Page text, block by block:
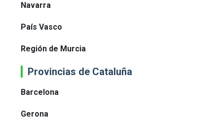
Navarra
País Vasco
Región de Murcia
Provincias de Cataluña
Barcelona
Gerona